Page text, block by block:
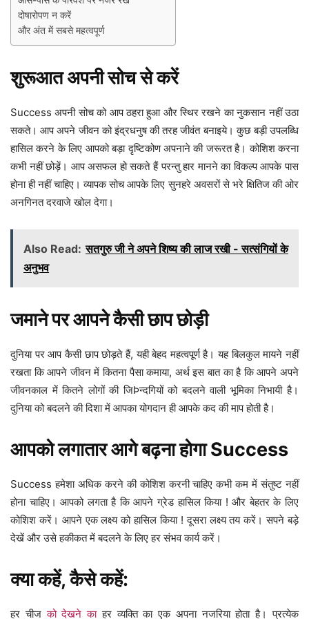
दोषारोपण न करें
और अंत में सबसे महत्वपूर्ण
शुरूआत अपनी सोच से करें
Success अपनी सोच को आप ठहरा हुआ और स्थिर रखने का नुकसान नहीं उठा
सकते। आप अपने जीवन को इंद्रधनुष की तरह जीवंत बनाइये। कुछ बड़ी उपलब्धि
हासिल करने के लिए आपको बड़ा दृष्टिकोण अपनाने की जरूरत है। कोशिश करना
कभी नहीं छोड़ें। आप असफल हो सकते हैं परन्तु हार मानने का विकल्प आपके पास
होना ही नहीं चाहिए। व्यापक सोच आपके लिए सुनहरे अवसरों से भरे क्षितिज की ओर
अनगिनत दरवाजे खोल देगा।
Also Read: सतगुरु जी ने अपने शिष्य की लाज रखी - सत्संगियों के
अनुभव
जमाने पर आपने कैसी छाप छोड़ी
दुनिया पर आप कैसी छाप छोड़ते हैं, यही बेहद महत्वपूर्ण है। यह बिलकुल मायने नहीं
रखता कि आपने जीवन में कितना पैसा कमाया, अर्थ इस बात का है कि आपने अपने
जीवनकाल में कितने लोगों की जिÞन्दगियों को बदलने वाली भूमिका निभायी है।
दुनिया को बदलने की दिशा में आपका योगदान ही आपके कद की माप होती है।
आपको लगातार आगे बढ़ना होगा Success
Success हमेशा अधिक करने की कोशिश करनी चाहिए कभी कम में संतुष्ट नहीं
होना चाहिए। आपको लगता है कि आपने ग्रेड हासिल किया ! और बेहतर के लिए
कोशिश करें। आपने एक लक्ष्य को हासिल किया ! दूसरा लक्ष्य तय करें। सपने बड़े
देखें और उसे हकीकत में बदलने के लिए हर संभव कार्य करें।
क्या कहें, कैसे कहें:
हर चीजको देखने काहर व्यक्ति का एक अपना नजरिया होता है। प्रत्येक